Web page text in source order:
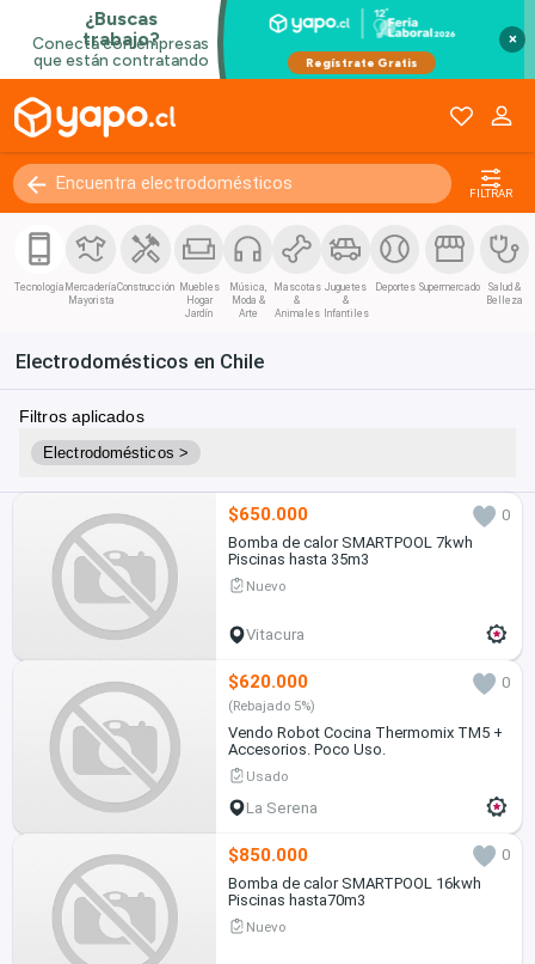
×
FILTRAR
Tecnología Mercadería
Mayorista
Construcción Muebles
Hogar
Jardín
Música,
Moda &
Arte
Mascotas
&
Animales
Juguetes
&
Infantiles
Deportes Supermercado
Salud &
Belleza
Electrodomésticos en Chile
Filtros aplicados
Electrodomésticos >
$650.000
0
Bomba de calor SMARTPOOL 7kwh
Piscinas hasta 35m3
Nuevo
Vitacura
$620.000 0
(Rebajado 5%)
Vendo Robot Cocina Thermomix TM5 +
Accesorios. Poco Uso.
Usado
La Serena
$850.000
0
Bomba de calor SMARTPOOL 16kwh
Piscinas hasta70m3
Nuevo